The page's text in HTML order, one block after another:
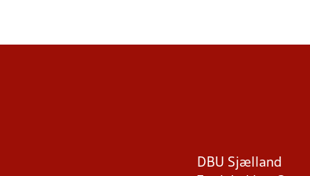
DBU Sjælland